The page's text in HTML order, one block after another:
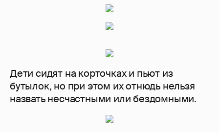
Дети сидят на корточках и пьют из
бутылок, но при этом их отнюдь нельзя
назвать несчастными или бездомными.